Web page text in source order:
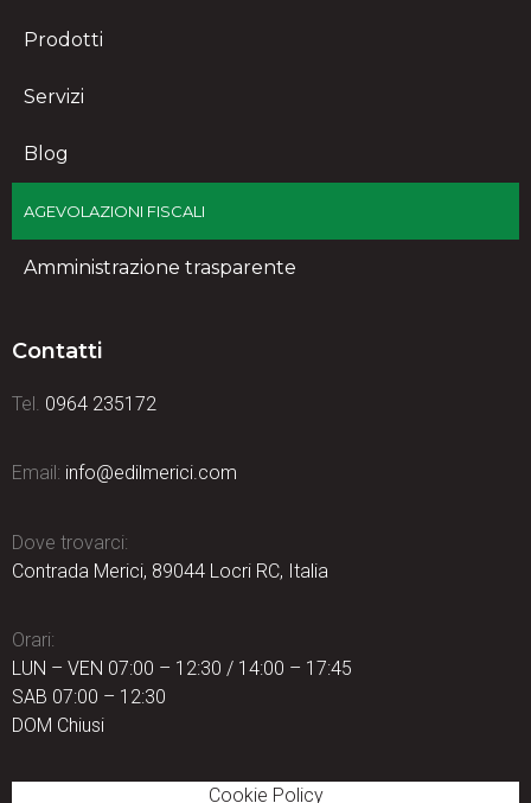
Prodotti
Servizi
Blog
AGEVOLAZIONI FISCALI
Amministrazione trasparente
Contatti
Tel. 0964 235172
Email: info@edilmerici.com
Dove trovarci:
Contrada Merici, 89044 Locri RC, Italia
Orari:
LUN – VEN 07:00 – 12:30 / 14:00 – 17:45
SAB 07:00 – 12:30
DOM Chiusi
Cookie Policy